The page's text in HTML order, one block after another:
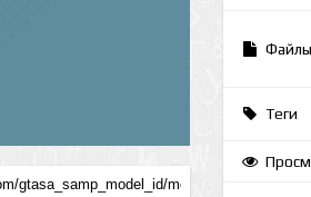
Файлы
Теги